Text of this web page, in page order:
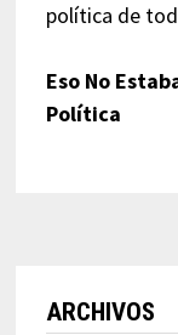
política de
Eso No
Política
ARCHIVOS